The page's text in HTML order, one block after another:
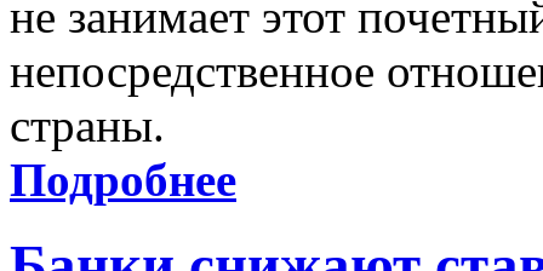
не занимает этот
непосредственное
страны.
Подробнее